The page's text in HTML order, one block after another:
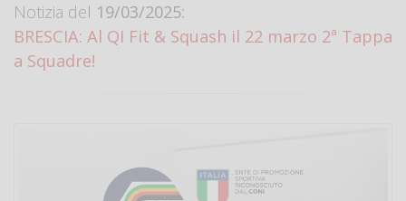
Notizia del 19/03/2025:
BRESCIA: Al QI Fit & Squash il 22 marzo 2ª Tappa
a Squadre!